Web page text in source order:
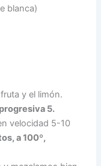
blanca)
y el limón.
5.
velocidad 5-10
a 100º,